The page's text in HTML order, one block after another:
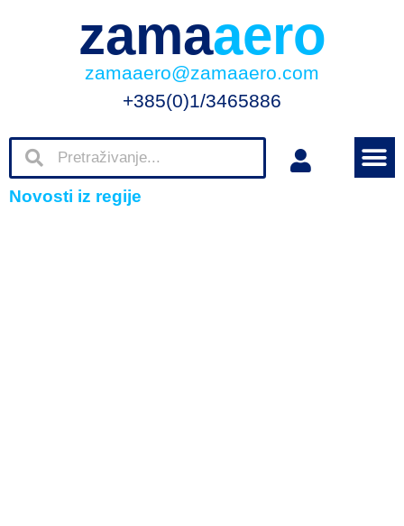
zamaaero
zamaaero@zamaaero.com
+385(0)1/3465886
Novosti iz regije